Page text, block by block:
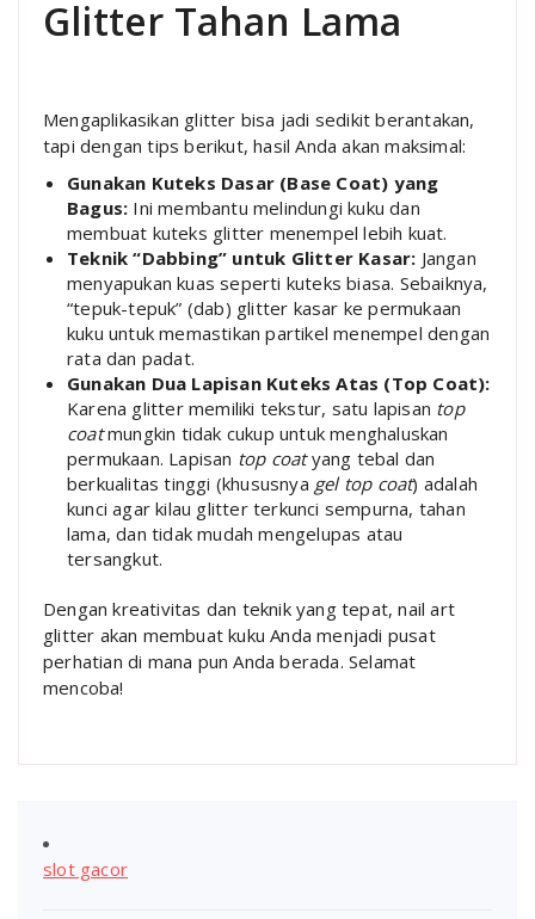
Glitter Tahan Lama
Mengaplikasikan glitter bisa jadi sedikit berantakan,
tapi dengan tips berikut, hasil Anda akan maksimal:
Gunakan Kuteks Dasar (Base Coat) yang
Bagus: Ini membantu melindungi kuku dan
membuat kuteks glitter menempel lebih kuat.
Teknik “Dabbing” untuk Glitter Kasar: Jangan
menyapukan kuas seperti kuteks biasa. Sebaiknya,
“tepuk-tepuk” (dab) glitter kasar ke permukaan
kuku untuk memastikan partikel menempel dengan
rata dan padat.
Gunakan Dua Lapisan Kuteks Atas (Top Coat):
Karena glitter memiliki tekstur, satu lapisan top
coatmungkin tidak cukup untuk menghaluskan
permukaan. Lapisan top coatyang tebal dan
berkualitas tinggi (khususnya gel top coat) adalah
kunci agar kilau glitter terkunci sempurna, tahan
lama, dan tidak mudah mengelupas atau
tersangkut.
Dengan kreativitas dan teknik yang tepat, nail art
glitter akan membuat kuku Anda menjadi pusat
perhatian di mana pun Anda berada. Selamat
mencoba!
slot gacor